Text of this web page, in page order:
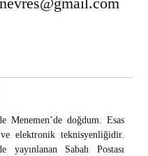
Menemen’de doğdum. Esas
elektronik teknisyenliğidir.
yayınlanan Sabah Postası